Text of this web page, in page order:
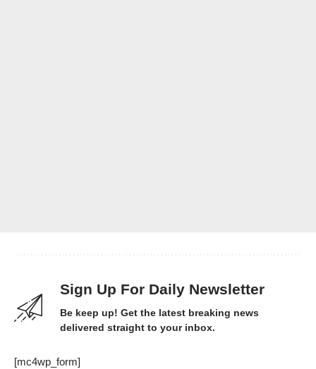
Sign Up For Daily Newsletter
Be keep up! Get the latest breaking news
delivered straight to your inbox.
[mc4wp_form]